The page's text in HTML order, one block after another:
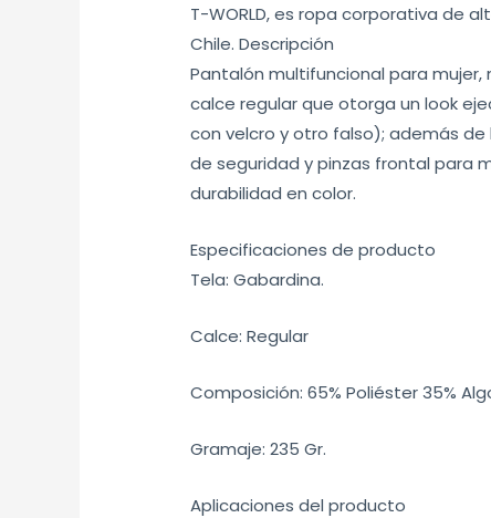
T-WORLD, es ropa corporativa de
Chile. Descripción
Pantalón multifuncional para
calce regular que otorga un look
con velcro y otro falso); además
de seguridad y pinzas frontal para
durabilidad en color.
Especificaciones de producto
Tela: Gabardina.
Calce: Regular
Composición: 65% Poliéster 35%
Gramaje: 235 Gr.
Aplicaciones del producto